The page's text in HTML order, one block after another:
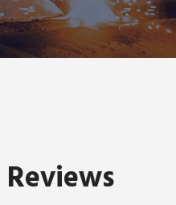
Reviews